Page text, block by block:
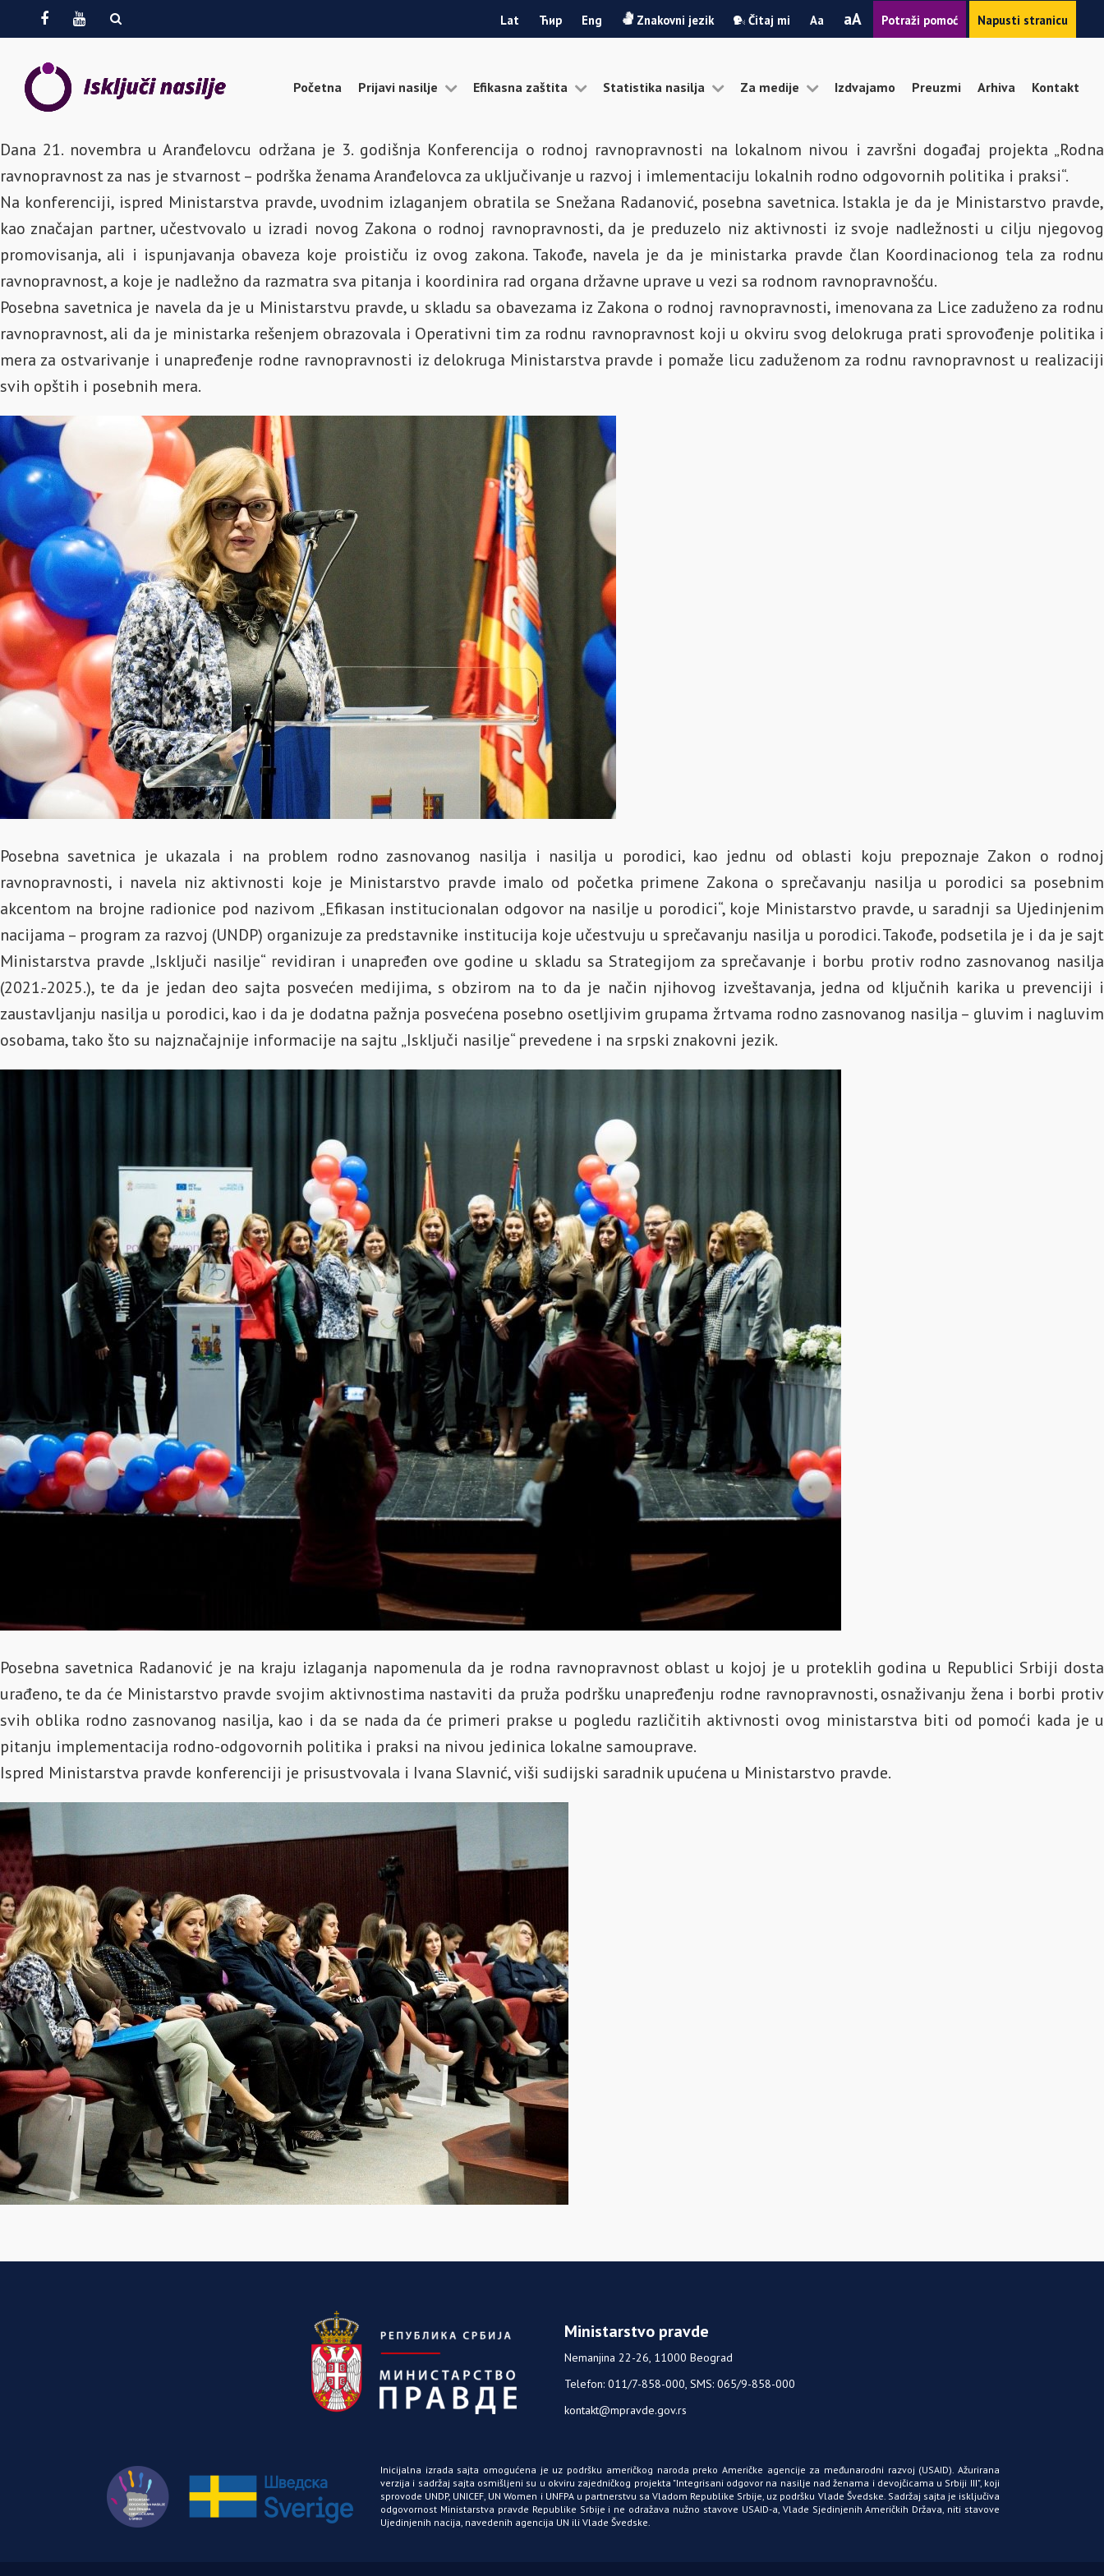
FacebookYoutube Lat Ћир Eng Znakovni jezik Čitaj mi ASmanjiA Povećaj
font
Potraži pomoć Napusti stranicu
Početna Prijavi nasilje Efikasna zaštita Statistika nasilja Za medije Izdvajamo Preuzmi Arhiva Kontakt
Dana 21. novembra u Aranđelovcu održana je 3. godišnja Konferencija o rodnoj ravnopravnosti na lokalnom nivou i završni događaj projekta „Rodna
ravnopravnost za nas je stvarnost – podrška ženama Aranđelovca za uključivanje u razvoj i imlementaciju lokalnih rodno odgovornih politika i praksi“.
Na konferenciji, ispred Ministarstva pravde, uvodnim izlaganjem obratila se Snežana Radanović, posebna savetnica. Istakla je da je Ministarstvo pravde,
kao značajan partner, učestvovalo u izradi novog Zakona o rodnoj ravnopravnosti, da je preduzelo niz aktivnosti iz svoje nadležnosti u cilju njegovog
promovisanja, ali i ispunjavanja obaveza koje proističu iz ovog zakona. Takođe, navela je da je ministarka pravde član Koordinacionog tela za rodnu
ravnopravnost, a koje je nadležno da razmatra sva pitanja i koordinira rad organa državne uprave u vezi sa rodnom ravnopravnošću.
Posebna savetnica je navela da je u Ministarstvu pravde, u skladu sa obavezama iz Zakona o rodnoj ravnopravnosti, imenovana za Lice zaduženo za rodnu
ravnopravnost, ali da je ministarka rešenjem obrazovala i Operativni tim za rodnu ravnopravnost koji u okviru svog delokruga prati sprovođenje politika i
mera za ostvarivanje i unapređenje rodne ravnopravnosti iz delokruga Ministarstva pravde i pomaže licu zaduženom za rodnu ravnopravnost u realizaciji
svih opštih i posebnih mera.
Posebna savetnica je ukazala i na problem rodno zasnovanog nasilja i nasilja u porodici, kao jednu od oblasti koju prepoznaje Zakon o rodnoj
ravnopravnosti, i navela niz aktivnosti koje je Ministarstvo pravde imalo od početka primene Zakona o sprečavanju nasilja u porodici sa posebnim
akcentom na brojne radionice pod nazivom „Efikasan institucionalan odgovor na nasilje u porodici“, koje Ministarstvo pravde, u saradnji sa Ujedinjenim
nacijama – program za razvoj (UNDP) organizuje za predstavnike institucija koje učestvuju u sprečavanju nasilja u porodici. Takođe, podsetila je i da je sajt
Ministarstva pravde „Isključi nasilje“ revidiran i unapređen ove godine u skladu sa Strategijom za sprečavanje i borbu protiv rodno zasnovanog nasilja
(2021.-2025.), te da je jedan deo sajta posvećen medijima, s obzirom na to da je način njihovog izveštavanja, jedna od ključnih karika u prevenciji i
zaustavljanju nasilja u porodici, kao i da je dodatna pažnja posvećena posebno osetljivim grupama žrtvama rodno zasnovanog nasilja – gluvim i nagluvim
osobama, tako što su najznačajnije informacije na sajtu „Isključi nasilje“ prevedene i na srpski znakovni jezik.
Posebna savetnica Radanović je na kraju izlaganja napomenula da je rodna ravnopravnost oblast u kojoj je u proteklih godina u Republici Srbiji dosta
urađeno, te da će Ministarstvo pravde svojim aktivnostima nastaviti da pruža podršku unapređenju rodne ravnopravnosti, osnaživanju žena i borbi protiv
svih oblika rodno zasnovanog nasilja, kao i da se nada da će primeri prakse u pogledu različitih aktivnosti ovog ministarstva biti od pomoći kada je u
pitanju implementacija rodno-odgovornih politika i praksi na nivou jedinica lokalne samouprave.
Ispred Ministarstva pravde konferenciji je prisustvovala i Ivana Slavnić, viši sudijski saradnik upućena u Ministarstvo pravde.
Ministarstvo pravde
Nemanjina 22-26, 11000 Beograd
Telefon: 011/7-858-000, SMS: 065/9-858-000
kontakt@mpravde.gov.rs
Inicijalna izrada sajta omogućena je uz podršku američkog naroda preko Američke agencije za međunarodni razvoj (USAID). Ažurirana
verzija i sadržaj sajta osmišljeni su u okviru zajedničkog projekta "Integrisani odgovor na nasilje nad ženama i devojčicama u Srbiji III", koji
sprovode UNDP, UNICEF, UN Women i UNFPA u partnerstvu sa Vladom Republike Srbije, uz podršku Vlade Švedske. Sadržaj sajta je isključiva
odgovornost Ministarstva pravde Republike Srbije i ne odražava nužno stavove USAID-a, Vlade Sjedinjenih Američkih Država, niti stavove
Ujedinjenih nacija, navedenih agencija UN ili Vlade Švedske.